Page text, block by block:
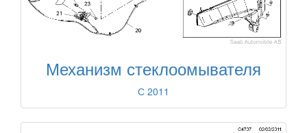
Механизм стеклоомывателя
С 2011